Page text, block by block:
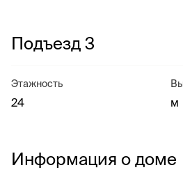
Подъезд 3
Этажность
24 м
Информация о доме